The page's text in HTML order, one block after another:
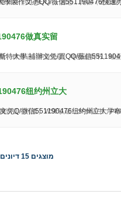
书（OFFER），雅思，托福（全套
學製作文憑QQ/薇信551190476快速
做真实留
肆业证、毕业公证、毕业证明书、结
特大學 補辦文凭/買QQ/薇信
纽约州立大
证（可查）WSE认证，SPM证书，
凭Q/微信551190476纽约州立大学
מוצגים 15 דיונים – 219,586 עד 219,600 (מתוך 263,715 סה״כ)